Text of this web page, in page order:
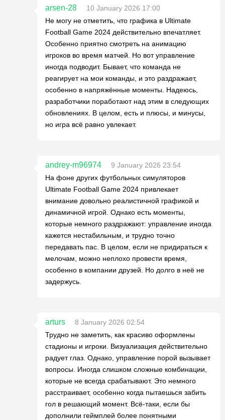
arsen-28
10 January 2026 17:00
Не могу не отметить, что графика в Ultimate
Football Game 2024 действительно впечатляет.
Особенно приятно смотреть на анимацию
игроков во время матчей. Но вот управление
иногда подводит. Бывает, что команда не
реагирует на мои команды, и это раздражает,
особенно в напряжённые моменты. Надеюсь,
разработчики поработают над этим в следующих
обновлениях. В целом, есть и плюсы, и минусы,
но игра всё равно увлекает.
andrey-m96974
9 January 2026 23:54
На фоне других футбольных симуляторов
Ultimate Football Game 2024 привлекает
внимание довольно реалистичной графикой и
динамичной игрой. Однако есть моменты,
которые немного раздражают: управление иногда
кажется нестабильным, и трудно точно
передавать пас. В целом, если не придираться к
мелочам, можно неплохо провести время,
особенно в компании друзей. Но долго в неё не
задержусь.
arturs
8 January 2026 02:54
Трудно не заметить, как красиво оформлены
стадионы и игроки. Визуализация действительно
радует глаз. Однако, управление порой вызывает
вопросы. Иногда слишком сложные комбинации,
которые не всегда срабатывают. Это немного
расстраивает, особенно когда пытаешься забить
гол в решающий момент. Всё-таки, если бы
дополнили геймплей более понятными